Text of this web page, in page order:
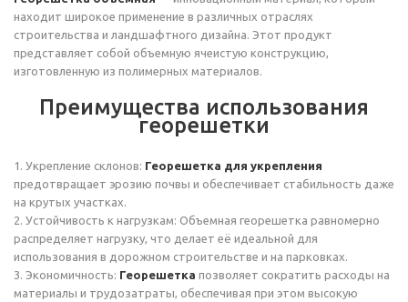
находит широкое применение в различных отраслях
строительства и ландшафтного дизайна. Этот продукт
представляет собой объемную ячеистую конструкцию,
изготовленную из полимерных материалов.
Преимущества использования
георешетки
1. Укрепление склонов: Георешетка для укрепления
предотвращает эрозию почвы и обеспечивает стабильность даже
на крутых участках.
2. Устойчивость к нагрузкам: Объемная георешетка равномерно
распределяет нагрузку, что делает её идеальной для
использования в дорожном строительстве и на парковках.
3. Экономичность: Георешетка позволяет сократить расходы на
материалы и трудозатраты, обеспечивая при этом высокую